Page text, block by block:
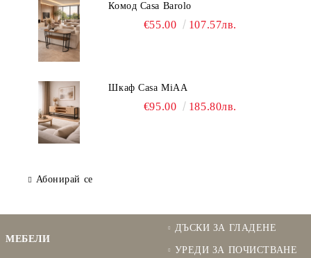
Комод Casa Barolo
€55.00 107.57лв.
Шкаф Casa MiAA
€95.00 185.80лв.
Абонирай се
МЕБЕЛИ
ДЪСКИ ЗА ГЛАДЕНЕ
УРЕДИ ЗА ПОЧИСТВАНЕ